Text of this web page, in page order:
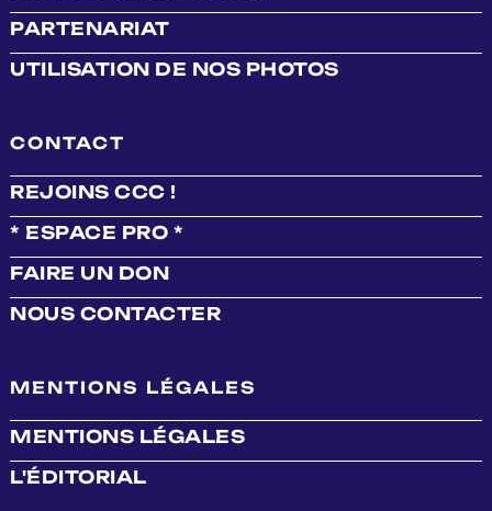
PARTENARIAT
UTILISATION DE NOS PHOTOS
CONTACT
REJOINS CCC !
* ESPACE PRO *
FAIRE UN DON
NOUS CONTACTER
MENTIONS LÉGALES
MENTIONS LÉGALES
L'ÉDITORIAL